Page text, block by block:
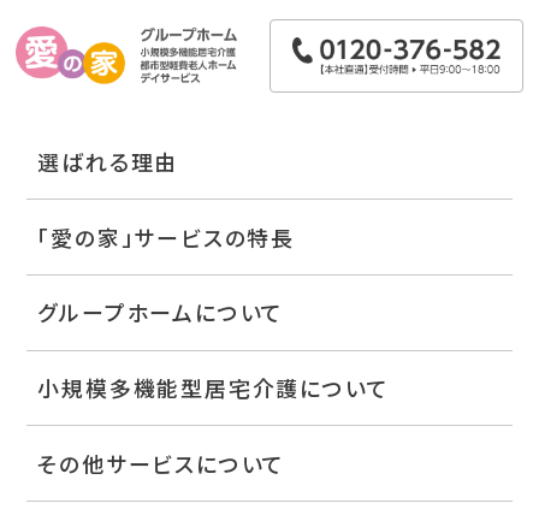
選ばれる理由
「愛の家」サービスの特長
グループホームについて
小規模多機能型居宅介護について
その他サービスについて